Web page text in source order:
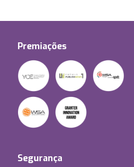
Premiações
Segurança